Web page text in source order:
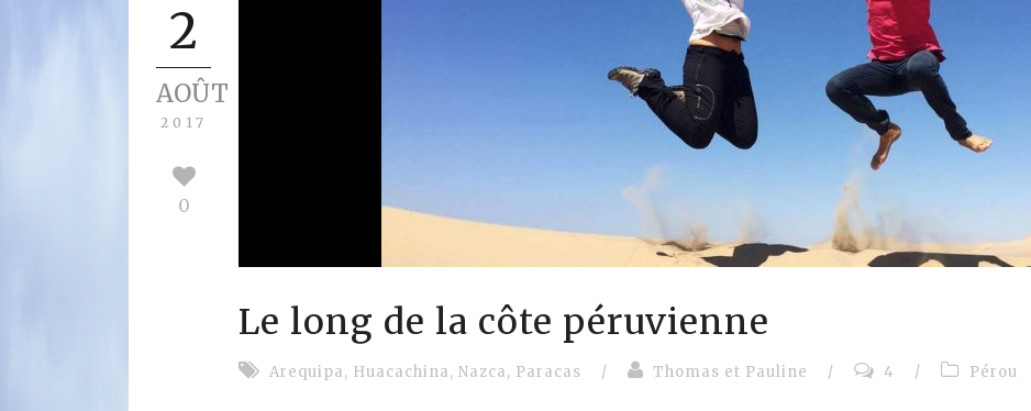
2
AOÛT
2017
0
Le long de la côte péruvienne
Arequipa, Huacachina, Nazca, Paracas / Thomas et Pauline / 4 / Pérou